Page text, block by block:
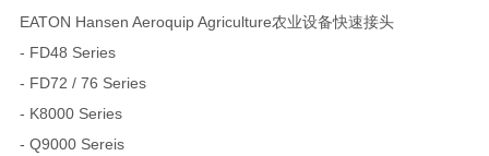
EATON Hansen Aeroquip Agriculture农业设备快速接头
- FD48 Series
- FD72 / 76 Series
- K8000 Series
- Q9000 Sereis